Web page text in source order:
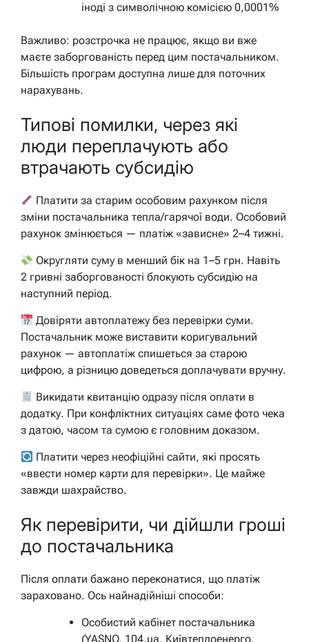
іноді з символічною комісією 0,0001%
Важливо: розстрочка не працює, якщо ви вже
маєте заборгованість перед цим постачальником.
Більшість програм доступна лише для поточних
нарахувань.
Типові помилки, через які
люди переплачують або
втрачають субсидію
Платити за старим особовим рахунком після
зміни постачальника тепла/гарячої води. Особовий
рахунок змінюється — платіж «зависне» 2–4 тижні.
Округляти суму в менший бік на 1–5 грн. Навіть
2 гривні заборгованості блокують субсидію на
наступний період.
Довіряти автоплатежу без перевірки суми.
Постачальник може виставити коригувальний
рахунок — автоплатіж спишеться за старою
цифрою, а різницю доведеться доплачувати вручну.
Викидати квитанцію одразу після оплати в
додатку. При конфліктних ситуаціях саме фото чека
з датою, часом та сумою є головним доказом.
Платити через неофіційні сайти, які просять
«ввести номер карти для перевірки». Це майже
завжди шахрайство.
Як перевірити, чи дійшли гроші
до постачальника
Після оплати бажано переконатися, що платіж
зараховано. Ось найнадійніші способи:
Особистий кабінет постачальника
(YASNO, 104.ua, Київтеплоенерго,